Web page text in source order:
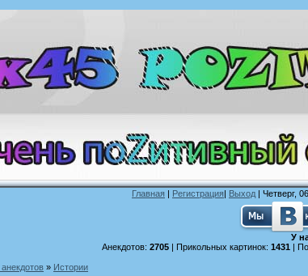
Главная | Регистрация| Выход | Четверг,
У
Анекдотов: 2705| Прикольных картинок: 1431|
» Истории